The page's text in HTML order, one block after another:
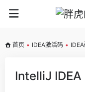
首页 • IDEA激活码 •
IntelliJ IDEA